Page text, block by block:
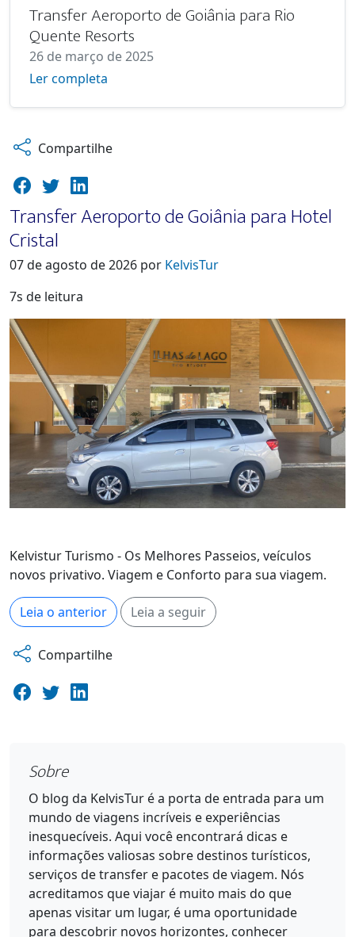
Transfer Aeroporto de Goiânia para Rio
Quente Resorts
26 de março de 2025
Ler completa
Compartilhe
Transfer Aeroporto de Goiânia para Hotel
Cristal
07 de agosto de 2026 por KelvisTur
7s de leitura
Kelvistur Turismo - Os Melhores Passeios, veículos
novos privativo. Viagem e Conforto para sua viagem.
Leia o anterior Leia a seguir
Compartilhe
Sobre
O blog da KelvisTur é a porta de entrada para um
mundo de viagens incríveis e experiências
inesquecíveis. Aqui você encontrará dicas e
informações valiosas sobre destinos turísticos,
serviços de transfer e pacotes de viagem. Nós
acreditamos que viajar é muito mais do que
apenas visitar um lugar, é uma oportunidade
para descobrir novos horizontes, conhecer